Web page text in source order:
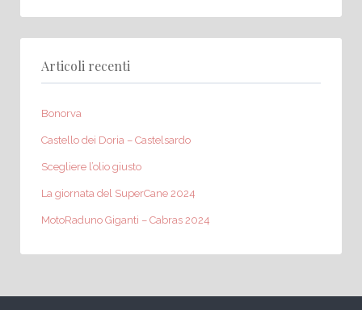
Articoli recenti
Bonorva
Castello dei Doria – Castelsardo
Scegliere l’olio giusto
La giornata del SuperCane 2024
MotoRaduno Giganti – Cabras 2024